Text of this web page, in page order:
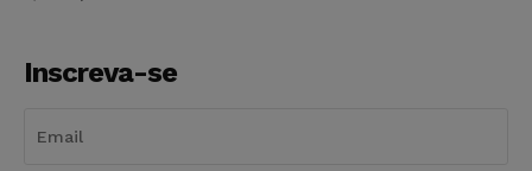
Inscreva-se